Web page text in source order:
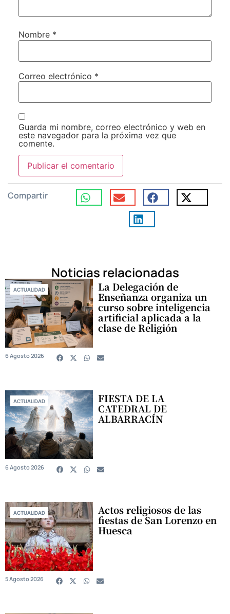
Nombre *
Correo electrónico *
Guarda mi nombre, correo electrónico y web en
este navegador para la próxima vez que
comente.
Compartir
Noticias relacionadas
ACTUALIDAD La Delegación de
Enseñanza organiza un
curso sobre inteligencia
artificial aplicada a la
clase de Religión
6 Agosto 2026
ACTUALIDAD FIESTA DE LA
CATEDRAL DE
ALBARRACÍN
6 Agosto 2026
ACTUALIDAD Actos religiosos de las
fiestas de San Lorenzo en
Huesca
5 Agosto 2026